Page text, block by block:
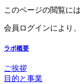
このページの閲覧に
会員ログインにより
ラボ概要
ご挨拶
目的と事業